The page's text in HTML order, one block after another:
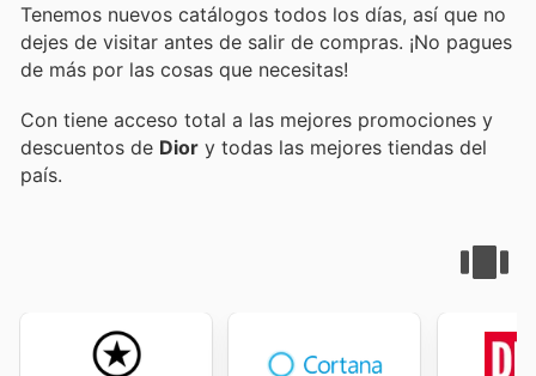
Tenemos nuevos catálogos todos los días, así que no
dejes de visitar antes de salir de compras. ¡No pagues
de más por las cosas que necesitas!
Con tiene acceso total a las mejores promociones y
descuentos de Dior y todas las mejores tiendas del
país.